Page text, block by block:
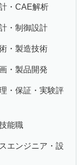
・CAE解析
・制御設計
・製造技術
・製品開発
・保証・実験評
能職
エンジニア・設